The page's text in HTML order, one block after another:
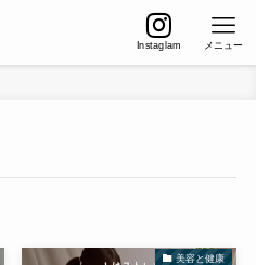
Instaglam メニュー
美容と健康